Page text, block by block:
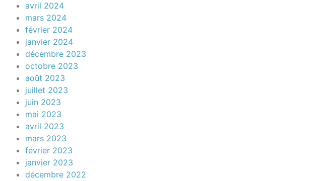
avril 2024
mars 2024
février 2024
janvier 2024
décembre 2023
octobre 2023
août 2023
juillet 2023
juin 2023
mai 2023
avril 2023
mars 2023
février 2023
janvier 2023
décembre 2022